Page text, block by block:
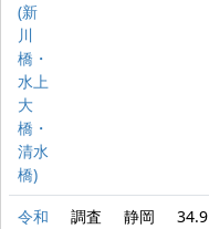
(新
川
橋・
水上
大
橋・
清水
橋)
令和
調査
静岡
34.9